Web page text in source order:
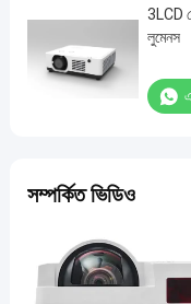
3LCD
লুমেনস
সম্পর্কিত ভিডিও